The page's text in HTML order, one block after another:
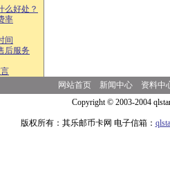
么好处？
率
间
后服务
网站首页 新闻中心
资料中
Copyright © 2003-2004
版权所有：其乐邮币卡网 电子信箱：